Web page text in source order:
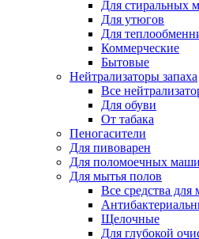
Для стиральных
Для утюгов
Для
Коммерческие
Бытовые
Нейтрализаторы запаха
Все
Для обуви
От табака
Пеногасители
Для пивоварен
Для поломоечных
Для мытья полов
Все средства для
Щелочные
Для глубокой